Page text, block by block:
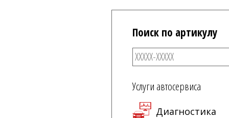
Поиск по артикулу
Услуги автосервиса
Диагностика